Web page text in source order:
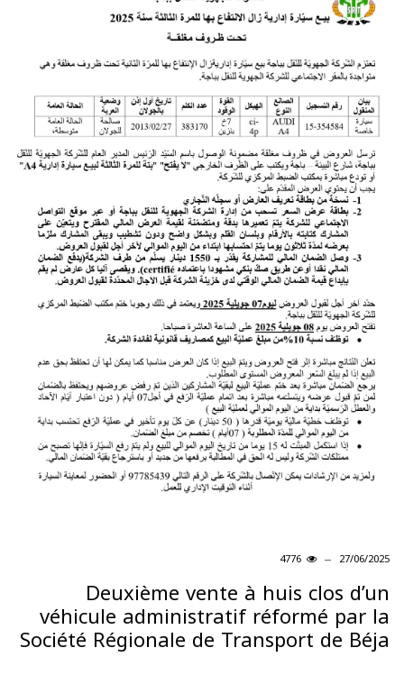
27/06/2025
4776
Deuxième vente à huis clos d’un
véhicule administratif réformé par la
Société Régionale de Transport de Béja